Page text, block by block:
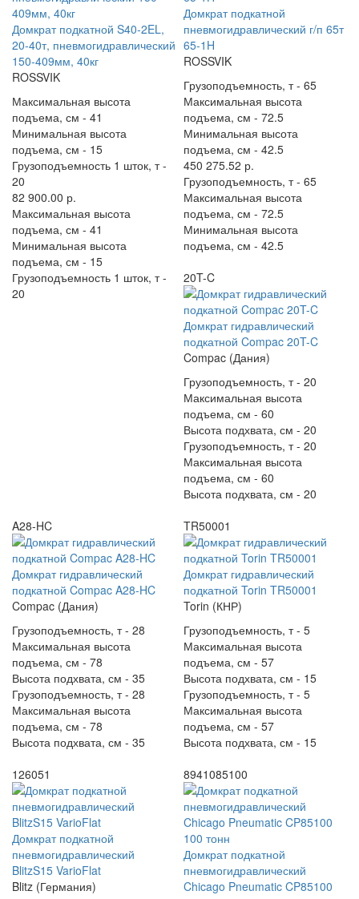
Домкрат подкатной S40-2EL,
20-40т, пневмогидравлический
150-409мм, 40кг
ROSSVIK
Максимальная высота
подъема, см - 41
Минимальная высота
подъема, см - 15
Грузоподъемность 1 шток, т -
20
82 900.00 р.
Максимальная высота
подъема, см - 41
Минимальная высота
подъема, см - 15
Грузоподъемность 1 шток, т -
20
Домкрат подкатной
пневмогидравлический г/п 65т
65-1H
ROSSVIK
Грузоподъемность, т - 65
Максимальная высота
подъема, см - 72.5
Минимальная высота
подъема, см - 42.5
450 275.52 р.
Грузоподъемность, т - 65
Максимальная высота
подъема, см - 72.5
Минимальная высота
подъема, см - 42.5
20T-C
Домкрат гидравлический
подкатной Compac 20T-C
Compac (Дания)
Грузоподъемность, т - 20
Максимальная высота
подъема, см - 60
Высота подхвата, см - 20
Грузоподъемность, т - 20
Максимальная высота
подъема, см - 60
Высота подхвата, см - 20
A28-HC
Домкрат гидравлический
подкатной Compac A28-HC
Compac (Дания)
Грузоподъемность, т - 28
Максимальная высота
подъема, см - 78
Высота подхвата, см - 35
Грузоподъемность, т - 28
Максимальная высота
подъема, см - 78
Высота подхвата, см - 35
TR50001
Домкрат гидравлический
подкатной Torin TR50001
Torin (КНР)
Грузоподъемность, т - 5
Максимальная высота
подъема, см - 57
Высота подхвата, см - 15
Грузоподъемность, т - 5
Максимальная высота
подъема, см - 57
Высота подхвата, см - 15
126051
Домкрат подкатной
пневмогидравлический
BlitzS15 VarioFlat
Blitz (Германия)
8941085100
Домкрат подкатной
пневмогидравлический
Chicago Pneumatic CP85100